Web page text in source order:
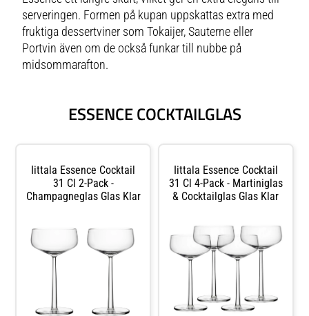
serveringen. Formen på kupan uppskattas extra med
fruktiga dessertviner som Tokaijer, Sauterne eller
Portvin även om de också funkar till nubbe på
midsommarafton.
ESSENCE COCKTAILGLAS
Iittala Essence Cocktail
31 Cl 2-Pack -
Champagneglas Glas Klar
Iittala Essence Cocktail
31 Cl 4-Pack - Martiniglas
& Cocktailglas Glas Klar